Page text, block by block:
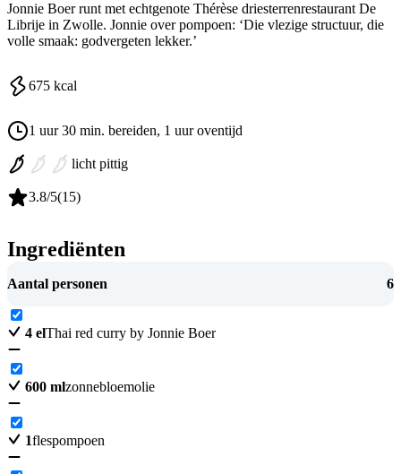
Jonnie Boer runt met echtgenote Thérèse driesterrenrestaurant De
Librije in Zwolle. Jonnie over pompoen: ‘Die vlezige structuur, die
volle smaak: godvergeten lekker.’
675 kcal
1 uur 30 min. bereiden, 1 uur oventijd
licht pittig
3.8/5(15)
Ingrediënten
Aantal personen 6
4 elThai red curry by Jonnie Boer
600 mlzonnebloemolie
1flespompoen